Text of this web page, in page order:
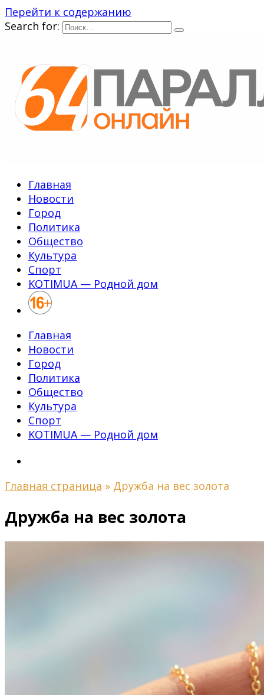
Перейти к содержанию
Search for:
Главная
Новости
Город
Политика
Общество
Культура
Спорт
KOTIMUA — Родной дом
Главная
Новости
Город
Политика
Общество
Культура
Спорт
KOTIMUA — Родной дом
Главная страница » Дружба на вес золота
Дружба на вес золота